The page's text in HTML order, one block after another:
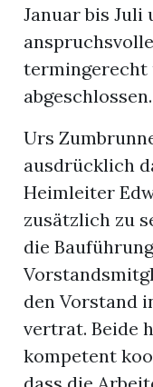
Januar bis
termingerecht
abgeschlossen.
Urs
ausdrücklich
Heimleiter
zusätzlich zu
die
den Vorstand
vertrat. Beide
kompetent